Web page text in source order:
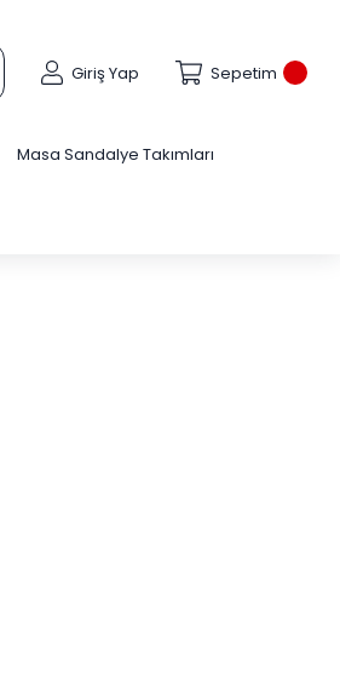
Giriş Yap Sepetim
Masa Sandalye Takımları